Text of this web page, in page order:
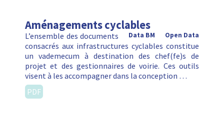
Aménagements cyclables
Open Data
Data BM
L’ensemble des documents
consacrés aux infrastructures cyclables constitue
un vademecum à destination des chef(fe)s de
projet et des gestionnaires de voirie. Ces outils
visent à les accompagner dans la conception …
PDF